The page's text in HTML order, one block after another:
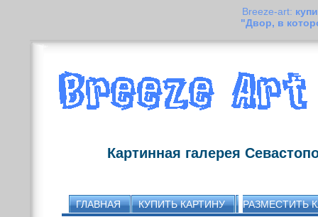
Breeze-art:
"Двор, в
Картинная галерея
ГЛАВНАЯ КУПИТЬ КАРТИНУ
РАЗМЕСТИТЬ